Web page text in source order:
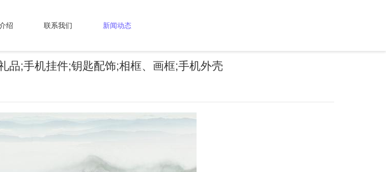
绍 联系我们 新闻动态
品;手机挂件;钥匙配饰;相框、画框;手机外壳